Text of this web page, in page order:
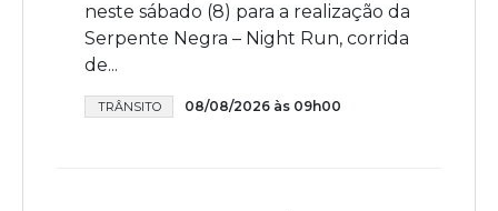
neste sábado (8) para a realização da
Serpente Negra – Night Run, corrida
de...
TRÂNSITO 08/08/2026 às 09h00